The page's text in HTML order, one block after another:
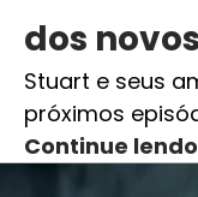
dos
Stuart e seus
próximos
Continue lendo